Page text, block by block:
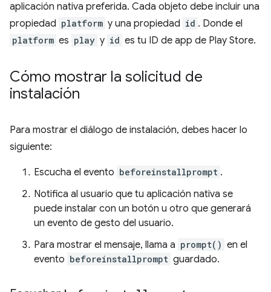
aplicación nativa preferida. Cada objeto debe incluir una
propiedad platform y una propiedad id . Donde el
platform es play y id es tu ID de app de Play Store.
Cómo mostrar la solicitud de
instalación
Para mostrar el diálogo de instalación, debes hacer lo
siguiente:
Escucha el evento beforeinstallprompt .
Notifica al usuario que tu aplicación nativa se
puede instalar con un botón u otro que generará
un evento de gesto del usuario.
Para mostrar el mensaje, llama a prompt() en el
evento beforeinstallprompt guardado.